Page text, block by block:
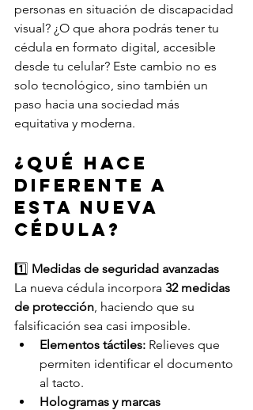
personas en situación de discapacidad
visual? ¿O que ahora podrás tener tu
cédula en formato digital, accesible
desde tu celular? Este cambio no es
solo tecnológico, sino también un
paso hacia una sociedad más
equitativa y moderna.
¿Qué hace
diferente a
esta nueva
cédula?
1️⃣ Medidas de seguridad avanzadas
La nueva cédula incorpora 32 medidas
de protección, haciendo que su
falsificación sea casi imposible.
Elementos táctiles: Relieves que
permiten identificar el documento
al tacto.
Hologramas y marcas